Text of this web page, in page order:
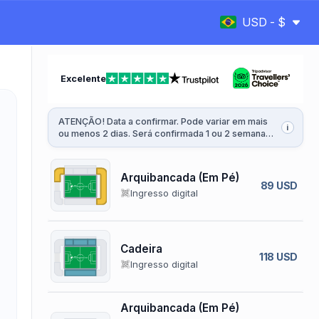
USD - $
Excelente
ATENÇÃO! Data a confirmar. Pode variar em mais
ou menos 2 dias. Será confirmada 1 ou 2 semanas
antes da partida.
i
Arquibancada (Em Pé)
Ingresso digital
89 USD
Cadeira
Ingresso digital
118 USD
Arquibancada (Em Pé)